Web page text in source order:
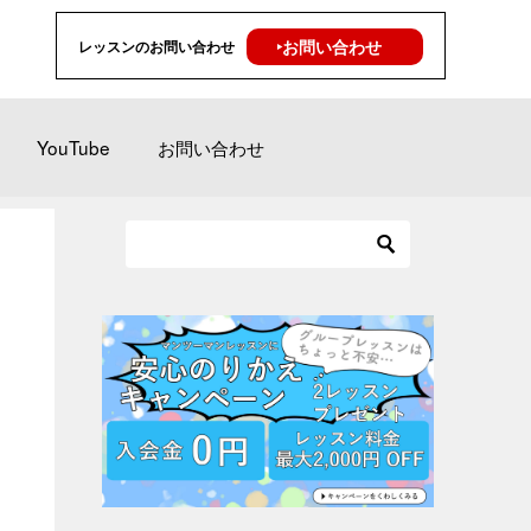
レッスンのお問い合わせ ‣お問い合わせ
YouTube お問い合わせ